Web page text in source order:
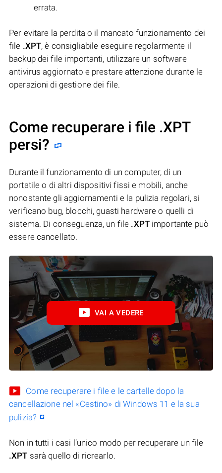
errata.
Per evitare la perdita o il mancato funzionamento dei
file .XPT, è consigliabile eseguire regolarmente il
backup dei file importanti, utilizzare un software
antivirus aggiornato e prestare attenzione durante le
operazioni di gestione dei file.
Come recuperare i file .XPT
persi?
Durante il funzionamento di un computer, di un
portatile o di altri dispositivi fissi e mobili, anche
nonostante gli aggiornamenti e la pulizia regolari, si
verificano bug, blocchi, guasti hardware o quelli di
sistema. Di conseguenza, un file .XPTimportante può
essere cancellato.
VAI A VEDERE
Come recuperare i file e le cartelle dopo la
cancellazione nel «Cestino» di Windows 11 e la sua
pulizia?
Non in tutti i casi l’unico modo per recuperare un file
.XPT sarà quello di ricrearlo.